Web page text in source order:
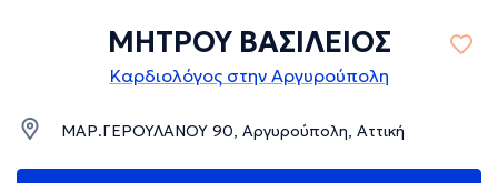
ΜΗΤΡΟΥ ΒΑΣΙΛΕΙΟΣ
Καρδιολόγος στην Αργυρούπολη
ΜΑΡ.ΓΕΡΟΥΛΑΝΟΥ 90, Αργυρούπολη, Αττική